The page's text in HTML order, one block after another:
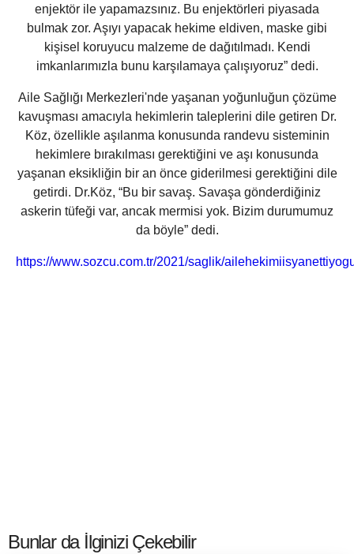
enjektör ile yapamazsınız. Bu enjektörleri piyasada
bulmak zor. Aşıyı yapacak hekime eldiven, maske gibi
kişisel koruyucu malzeme de dağıtılmadı. Kendi
imkanlarımızla bunu karşılamaya çalışıyoruz” dedi.
Aile Sağlığı Merkezleri'nde yaşanan yoğunluğun çözüme
kavuşması amacıyla hekimlerin taleplerini dile getiren Dr.
Köz, özellikle aşılanma konusunda randevu sisteminin
hekimlere bırakılması gerektiğini ve aşı konusunda
yaşanan eksikliğin bir an önce giderilmesi gerektiğini dile
getirdi. Dr.Köz, “Bu bir savaş. Savaşa gönderdiğiniz
askerin tüfeği var, ancak mermisi yok. Bizim durumumuz
da böyle” dedi.
https://www.sozcu.com.tr/2021/saglik/
Bunlar da İlginizi Çekebilir